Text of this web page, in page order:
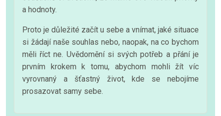
a hodnoty.
Proto je důležité začít u sebe a vnímat, jaké situace
si žádají naše souhlas nebo, naopak, na co bychom
měli říct ne. Uvědomění si svých potřeb a přání je
prvním krokem k tomu, abychom mohli žít víc
vyrovnaný a šťastný život, kde se nebojíme
prosazovat samy sebe.